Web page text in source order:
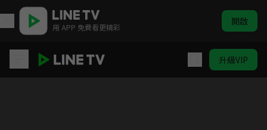
用 APP 免費看更精彩 開啟
升級VIP